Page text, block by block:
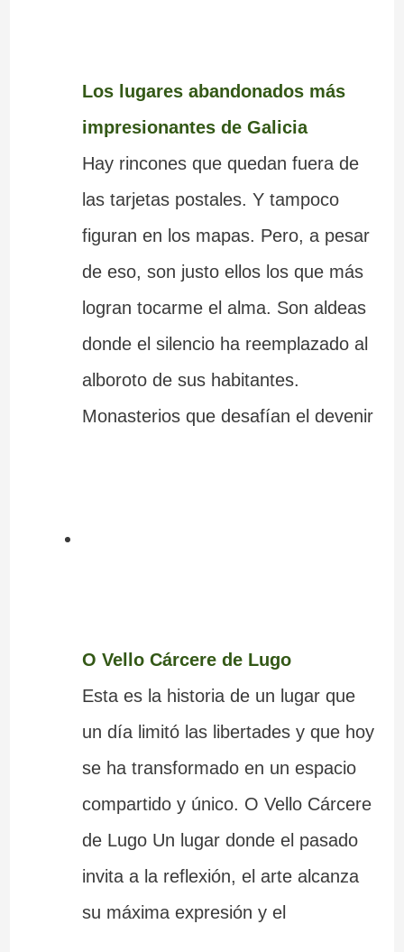
Los lugares abandonados más
impresionantes de Galicia
Hay rincones que quedan fuera de
las tarjetas postales. Y tampoco
figuran en los mapas. Pero, a pesar
de eso, son justo ellos los que más
logran tocarme el alma. Son aldeas
donde el silencio ha reemplazado al
alboroto de sus habitantes.
Monasterios que desafían el devenir
O Vello Cárcere de Lugo
Esta es la historia de un lugar que
un día limitó las libertades y que hoy
se ha transformado en un espacio
compartido y único. O Vello Cárcere
de Lugo Un lugar donde el pasado
invita a la reflexión, el arte alcanza
su máxima expresión y el